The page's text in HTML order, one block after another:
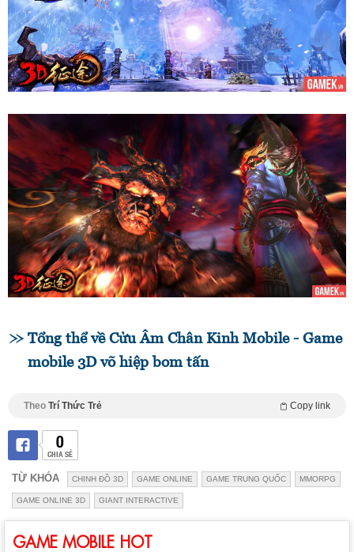
Tổng thể về Cửu Âm Chân Kinh Mobile - Game
mobile 3D võ hiệp bom tấn
Theo Trí Thức Trẻ Copy link
0
CHIA SẺ
TỪ KHÓA CHINH ĐỒ 3D GAME ONLINE GAME TRUNG QUỐC MMORPG
GAME ONLINE 3D GIANT INTERACTIVE
GAME MOBILE HOT